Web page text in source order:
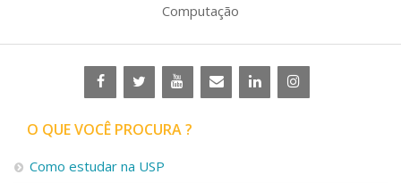
Computação
O QUE VOCÊ PROCURA ?
Como estudar na USP